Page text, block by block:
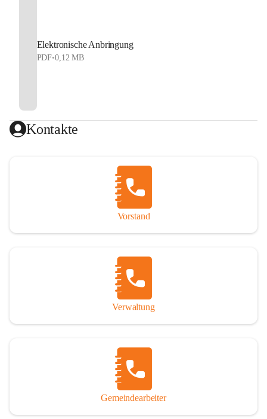
Elektronische Anbringung
PDF•0,12 MB
Kontakte
Vorstand
Verwaltung
Gemeindearbeiter